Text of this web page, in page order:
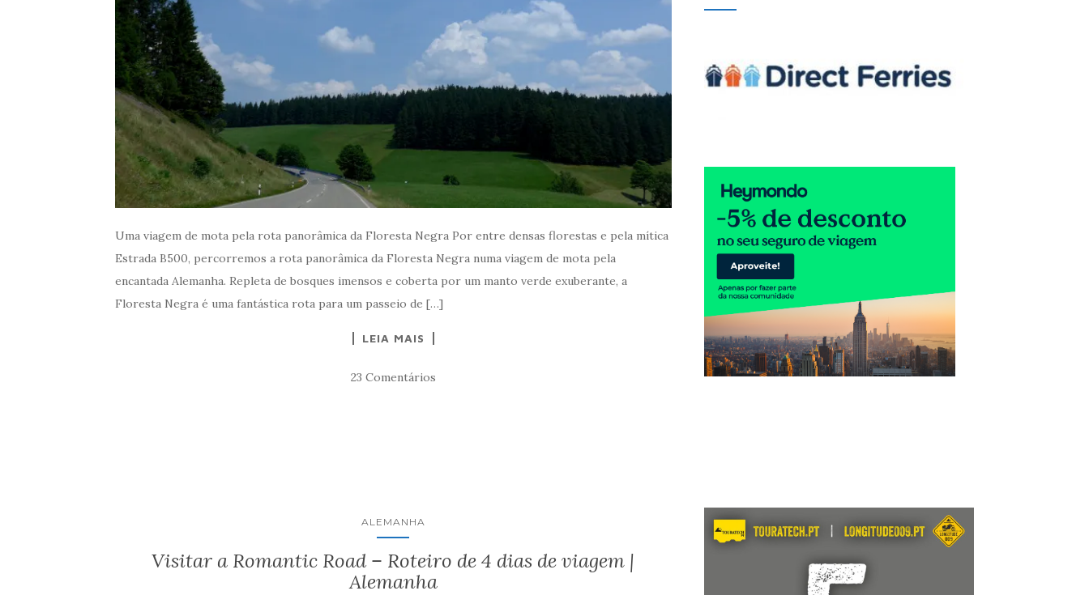
Uma viagem de mota pela rota panorâmica da Floresta Negra Por entre densas florestas e pela mítica
Estrada B500, percorremos a rota panorâmica da Floresta Negra numa viagem de mota pela
encantada Alemanha. Repleta de bosques imensos e coberta por um manto verde exuberante, a
Floresta Negra é uma fantástica rota para um passeio de […]
LEIA MAIS
23 Comentários
ALEMANHA
Visitar a Romantic Road – Roteiro de 4 dias de viagem |
Alemanha